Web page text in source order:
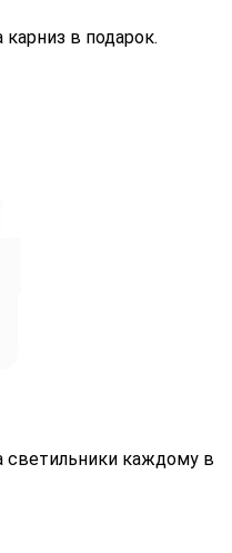
карниз в подарок.
светильники каждому в